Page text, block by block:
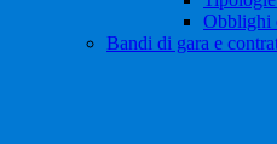
Obblighi
Bandi di gara e